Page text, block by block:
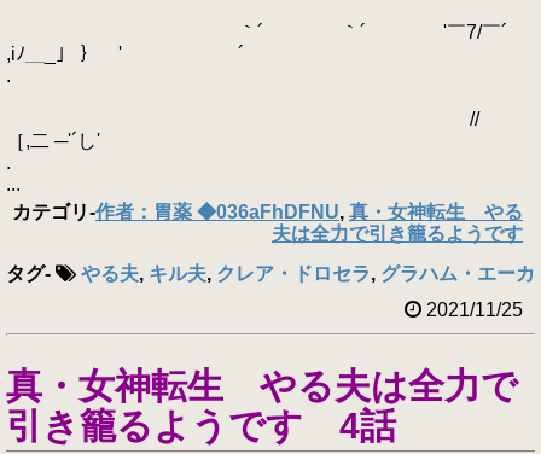
｀´ ｀´ '￣7/￣´
,iﾉ＿_」 ｝ '￣￣￣￣￣￣´
.
//
［,二 ─'´し'
.
...
カテゴリ-作者：胃薬 ◆036aFhDFNU, 真・女神転生 やる
夫は全力で引き籠るようです
タグ- やる夫, キル夫, クレア・ドロセラ, グラハム・エーカ
2021/11/25
真・女神転生 やる夫は全力で
引き籠るようです 4話